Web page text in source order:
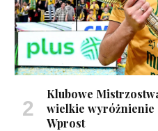
Klubowe
wielkie wyróżnienie
Wprost